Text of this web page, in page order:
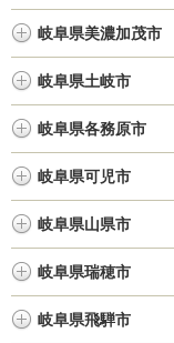
岐阜県美濃加茂市
岐阜県土岐市
岐阜県各務原市
岐阜県可児市
岐阜県山県市
岐阜県瑞穂市
岐阜県飛騨市